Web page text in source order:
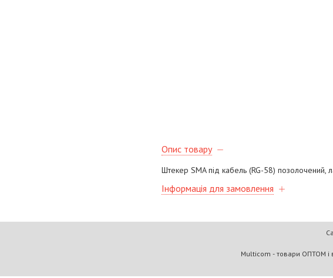
Опис товару
Штекер SMA під кабель (RG-58) позолочений,
Інформація для замовлення